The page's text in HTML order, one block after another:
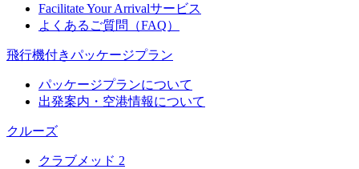
Facilitate Your Arrivalサービス
よくあるご質問（FAQ）
飛行機付きパッケージプラン
パッケージプランについて
出発案内・空港情報について
クルーズ
クラブメッド 2